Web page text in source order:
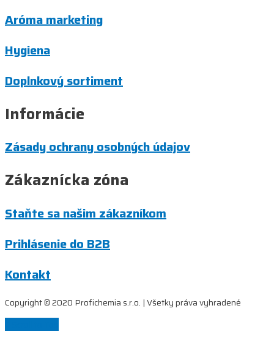
Aróma marketing
Hygiena
Doplnkový sortiment
Informácie
Zásady ochrany osobných údajov
Zákaznícka zóna
Staňte sa našim zákazníkom
Prihlásenie do B2B
Kontakt
Copyright © 2020 Profichemia s.r.o. | Všetky práva vyhradené